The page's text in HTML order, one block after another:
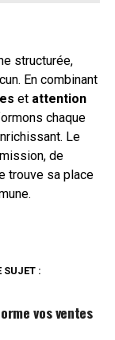
structurée,
En combinant
et attention
chaque
Le
de
trouve sa place
SUJET :
vos ventes